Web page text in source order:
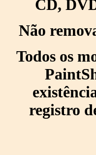
CD,
Não
Todos os
registro